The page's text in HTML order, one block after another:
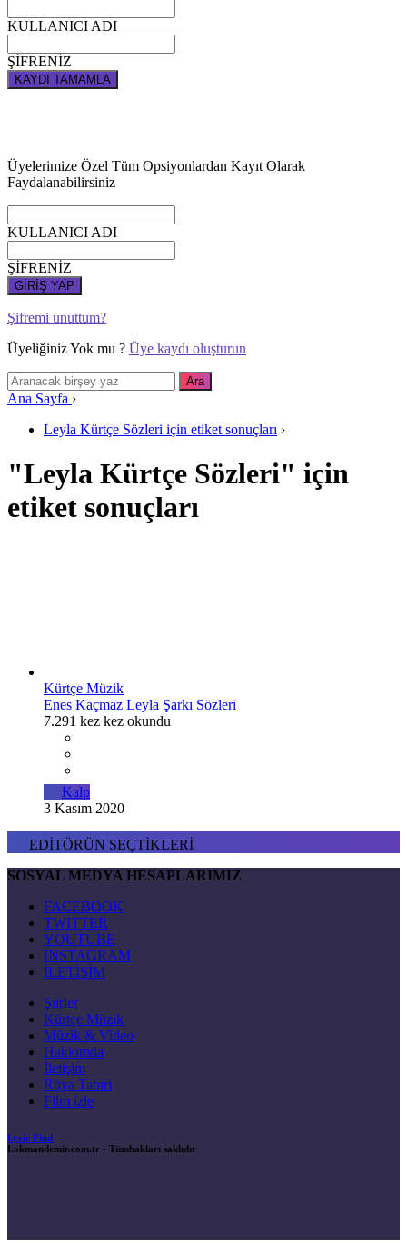
KULLANICI ADI
ŞİFRENİZ
KAYDI TAMAMLA
Üyelerimize Özel Tüm Opsiyonlardan Kayıt Olarak
Faydalanabilirsiniz
KULLANICI ADI
ŞİFRENİZ
GİRİŞ YAP
Şifremi unuttum?
Üyeliğiniz Yok mu ? Üye kaydı oluşturun
Ana Sayfa ›
Leyla Kürtçe Sözleri için etiket sonuçları ›
"Leyla Kürtçe Sözleri" için
etiket sonuçları
Kürtçe Müzik
Enes Kaçmaz Leyla Şarkı Sözleri
7.291 kez kez okundu
Kalp
3 Kasım 2020
EDİTÖRÜN SEÇTİKLERİ
SOSYAL MEDYA HESAPLARIMIZ
FACEBOOK
TWITTER
YOUTUBE
INSTAGRAM
İLETİŞİM
Şiirler
Kürtçe Müzik
Müzik & Video
Hakkımda
İletişim
Rüya Tabiri
Film izle
Lyric Find
Lokmandemir.com.tr - Tümhakları saklıdır